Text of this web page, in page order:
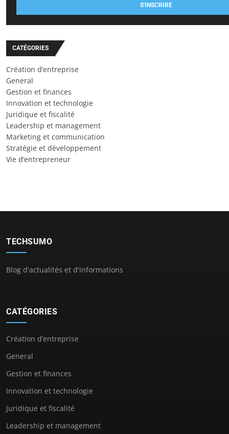
S'INSCRIRE
CATÉGORIES
Création d’entreprise
General
Gestion et finances
Innovation et technologie
Juridique et fiscalité
Leadership et management
Marketing et communication
Stratégie et développement
Vie d’entrepreneur
TECHSUMO
Blog d'actualités et d'informations
CATÉGORIES
Création d’entreprise
General
Gestion et finances
Innovation et technologie
Juridique et fiscalité
Leadership et management